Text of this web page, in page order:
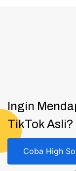
Ingin
TikTok Asli?
Coba High